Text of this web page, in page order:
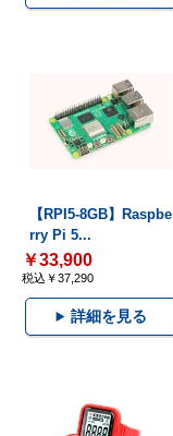
【RPI5-8GB】Raspbe
rry Pi 5...
￥33,900
税込￥37,290
詳細を見る